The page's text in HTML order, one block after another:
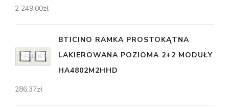
2 249,00zł
BTICINO RAMKA PROSTOKĄTNA
LAKIEROWANA POZIOMA 2+2 MODUŁY
HA4802M2HHD
286,37zł